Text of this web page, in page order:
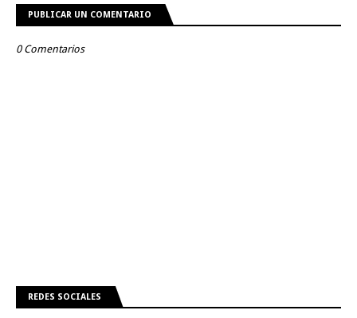
PUBLICAR UN COMENTARIO
0 Comentarios
REDES SOCIALES